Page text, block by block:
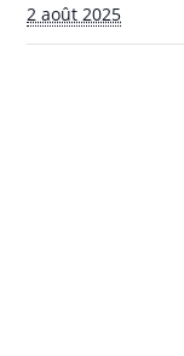
2 août 2025